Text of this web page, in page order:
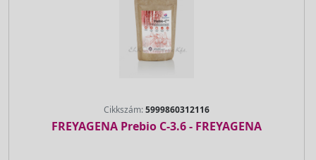
Cikkszám:5999860312116
FREYAGENA Prebio C-3.6 - FREYAGENA